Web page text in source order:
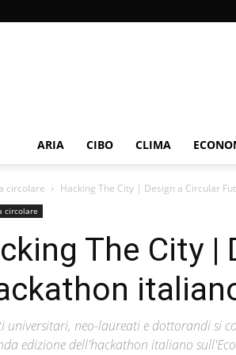
ARIA CIBO CLIMA
circolare Hacking The City | Design a Circular
circolare
The City |
universitari, neo-laureati e dottorandi si
edizione dell'hackathon italiano